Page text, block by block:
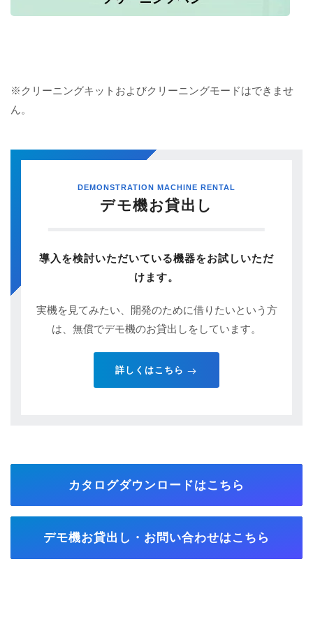
※クリーニングキットおよびクリーニングモードはできませ
ん。
DEMONSTRATION MACHINE RENTAL
デモ機お貸出し
導入を検討いただいている機器をお試しいただ
けます。
実機を見てみたい、開発のために借りたいという方
は、無償でデモ機のお貸出しをしています。
詳しくはこちら
カタログダウンロードはこちら
デモ機お貸出し・お問い合わせはこちら